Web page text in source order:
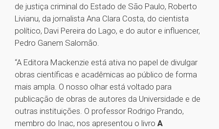
de justiça criminal do Estado de São Paulo, Roberto
Livianu, da jornalista Ana Clara Costa, do cientista
político, Davi Pereira do Lago, e do autor e influencer,
Pedro Ganem Salomão.
“A Editora Mackenzie está ativa no papel de divulgar
obras científicas e acadêmicas ao público de forma
mais ampla. O nosso olhar está voltado para
publicação de obras de autores da Universidade e de
outras instituições. O professor Rodrigo Prando,
membro do Inac, nos apresentou o livro A